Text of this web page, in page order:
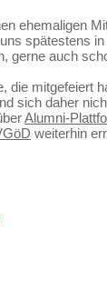
ehemaligen
spätestens
gerne auch
die mitgefeiert
sich daher
Alumni-
weiterhin